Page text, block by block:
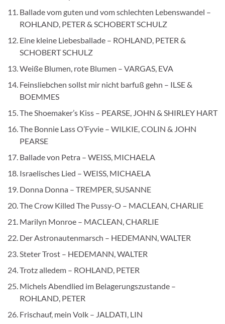
Ballade vom guten und vom schlechten Lebenswandel –
ROHLAND, PETER & SCHOBERT SCHULZ
Eine kleine Liebesballade – ROHLAND, PETER &
SCHOBERT SCHULZ
Weiße Blumen, rote Blumen – VARGAS, EVA
Feinsliebchen sollst mir nicht barfuß gehn – ILSE &
BOEMMES
The Shoemaker’s Kiss – PEARSE, JOHN & SHIRLEY HART
The Bonnie Lass O’Fyvie – WILKIE, COLIN & JOHN
PEARSE
Ballade von Petra – WEISS, MICHAELA
Israelisches Lied – WEISS, MICHAELA
Donna Donna – TREMPER, SUSANNE
The Crow Killed The Pussy-O – MACLEAN, CHARLIE
Marilyn Monroe – MACLEAN, CHARLIE
Der Astronautenmarsch – HEDEMANN, WALTER
Steter Trost – HEDEMANN, WALTER
Trotz alledem – ROHLAND, PETER
Michels Abendlied im Belagerungszustande –
ROHLAND, PETER
Frischauf, mein Volk – JALDATI, LIN